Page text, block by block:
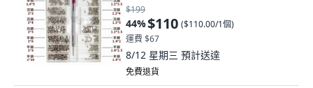
$199
44%$110 ($110.00/1個)
運費 $67
8/12 星期三 預計送達
免費退貨